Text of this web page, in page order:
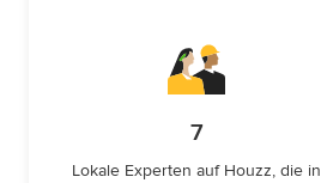
7
Lokale Experten auf Houzz, die in